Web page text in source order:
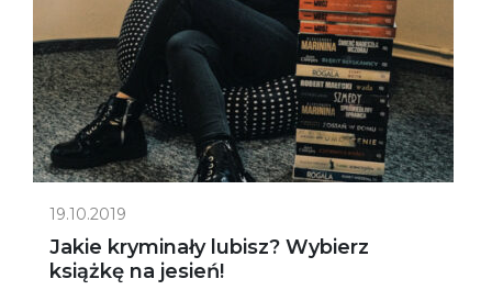
19.10.2019
Jakie kryminały lubisz? Wybierz
książkę na jesień!